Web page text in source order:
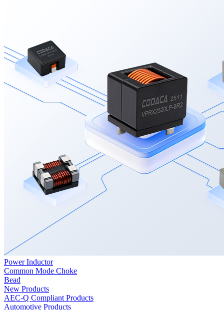
Power Inductor
Common Mode Choke
Bead
New Products
AEC-Q Compliant Products
Automotive Products